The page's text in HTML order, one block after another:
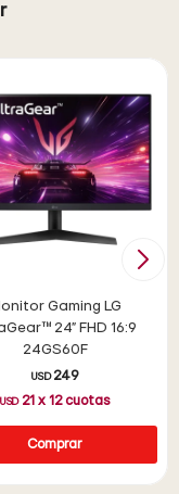
Gaming LG
24" FHD 16:9
24GS60F
USD 249
USD 21 x 12cuotas